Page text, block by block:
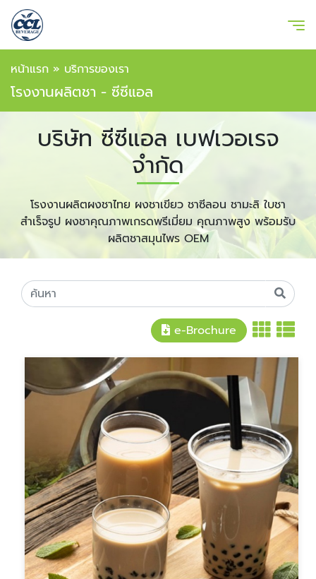
หน้าแรก » บริการของเรา
โรงงานผลิตชา - ซีซีแอล
บริษัท ซีซีแอล เบฟเวอเรจ
จำกัด
โรงงานผลิตผงชาไทย ผงชาเขียว ชาซีลอน ชามะลิ ใบชา
สำเร็จรูป ผงชาคุณภาพเกรดพรีเมี่ยม คุณภาพสูง พร้อมรับ
ผลิตชาสมุนไพร OEM
e-Brochure